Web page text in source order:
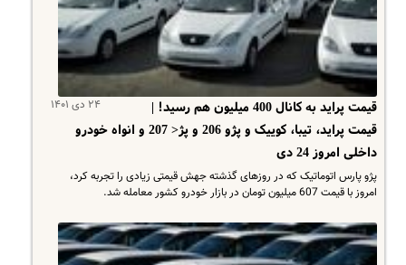
۲۴ دی ۱۴۰۱
قیمت پراید به کانال 400 میلیون هم رسید! |
قیمت پراید، تیبا، کوییک و پژو 206 و پژ< 207 و انواه خودرو
داخلی امروز 24 دی
پژو پارس اتوماتیک که در روزهای گذشته جهش قیمتی زیادی را تجربه کرد،
امروز با قیمت 607 میلیون تومان در بازار خودرو کشور معامله شد.